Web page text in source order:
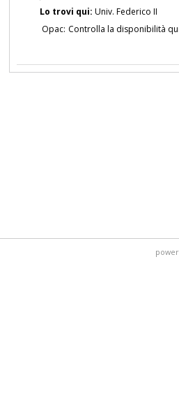
Lo trovi qui: Univ. Federico II
Opac: Controlla la disponibilità